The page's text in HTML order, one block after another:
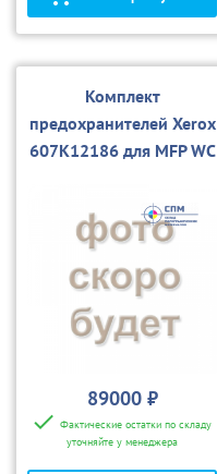
Комплект
предохранителей Xerox
607K12186 для MFP WC
89000 ₽
Фактические остатки по складу
уточняйте у менеджера